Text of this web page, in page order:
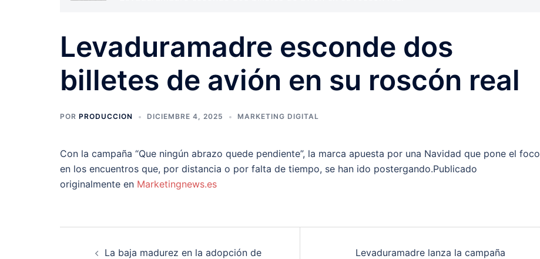
Levaduramadre esconde dos
billetes de avión en su roscón real
POR PRODUCCION DICIEMBRE 4, 2025 MARKETING DIGITAL
Con la campaña “Que ningún abrazo quede pendiente”, la marca apuesta por una Navidad que pone el foco
en los encuentros que, por distancia o por falta de tiempo, se han ido postergando.Publicado
originalmente en Marketingnews.es
La baja madurez en la adopción de
Levaduramadre lanza la campaña